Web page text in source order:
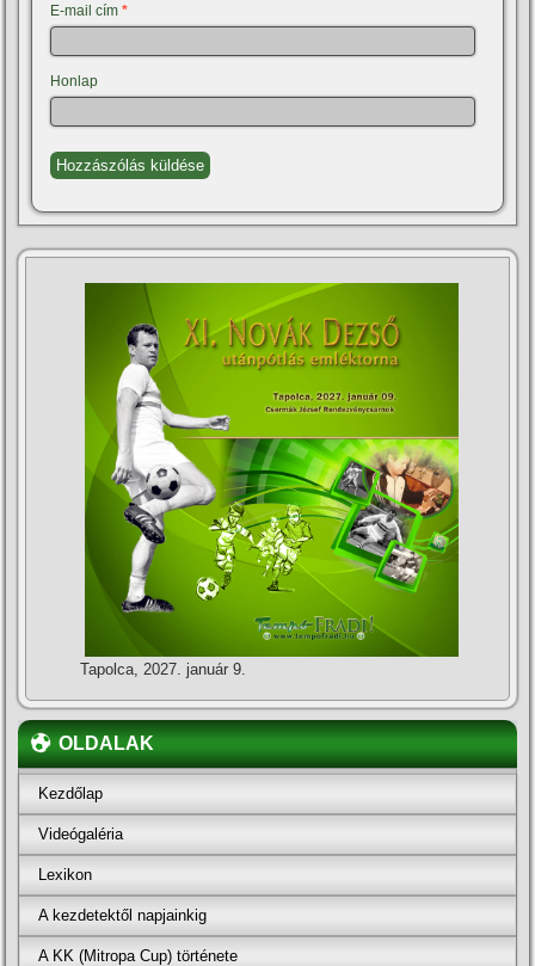
E-mail cím*
Honlap
Tapolca, 2027. január 9.
OLDALAK
Kezdőlap
Videógaléria
Lexikon
A kezdetektől napjainkig
A KK (Mitropa Cup) története